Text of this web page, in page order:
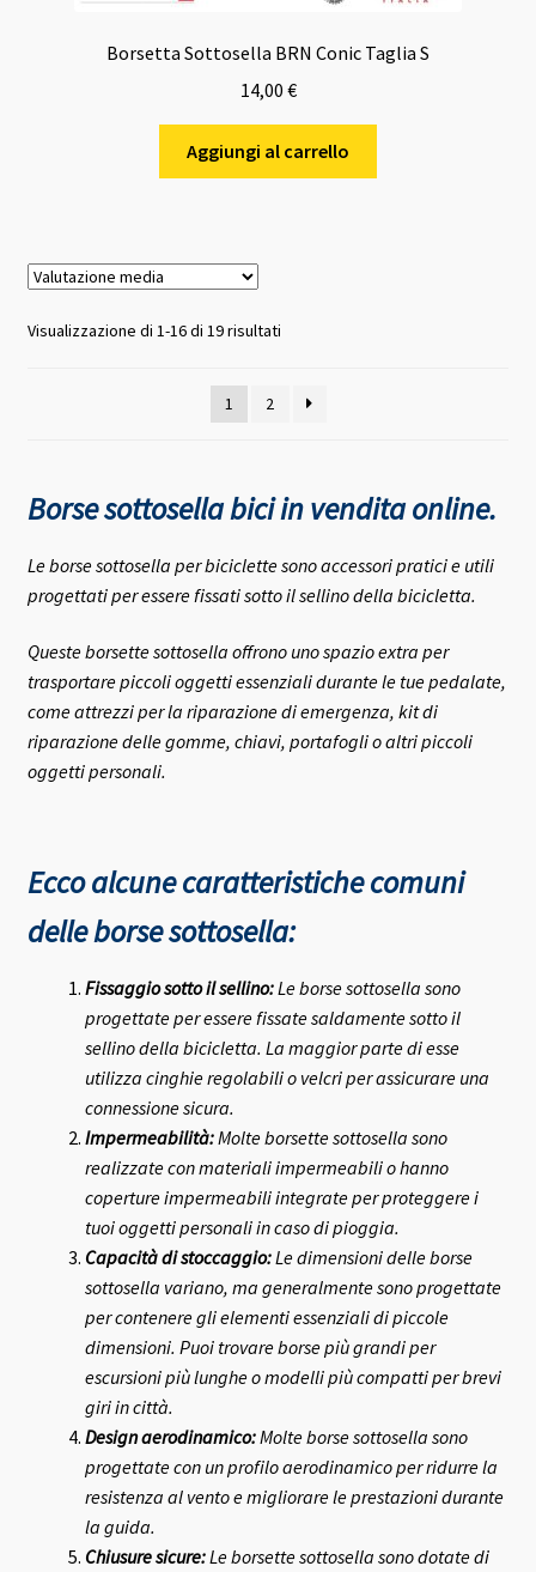
Borsetta Sottosella BRN Conic Taglia S
14,00 €
Aggiungi al carrello
Visualizzazione di 1-16 di 19 risultatiValutazione
1 2
Borse sottosella bici in vendita online.
Le borse sottosella per biciclette sono accessori pratici e utili
progettati per essere fissati sotto il sellino della bicicletta.
Queste borsette sottosella offrono uno spazio extra per
trasportare piccoli oggetti essenziali durante le tue pedalate,
come attrezzi per la riparazione di emergenza, kit di
riparazione delle gomme, chiavi, portafogli o altri piccoli
oggetti personali.
Ecco alcune caratteristiche comuni
delle borse sottosella:
Fissaggio sotto il sellino:Le borse sottosella sono
progettate per essere fissate saldamente sotto il
sellino della bicicletta. La maggior parte di esse
utilizza cinghie regolabili o velcri per assicurare una
connessione sicura.
Impermeabilità:Molte borsette sottosella sono
realizzate con materiali impermeabili o hanno
coperture impermeabili integrate per proteggere i
tuoi oggetti personali in caso di pioggia.
Capacità di stoccaggio:Le dimensioni delle borse
sottosella variano, ma generalmente sono progettate
per contenere gli elementi essenziali di piccole
dimensioni. Puoi trovare borse più grandi per
escursioni più lunghe o modelli più compatti per brevi
giri in città.
Design aerodinamico:Molte borse sottosella sono
progettate con un profilo aerodinamico per ridurre la
resistenza al vento e migliorare le prestazioni durante
la guida.
Chiusure sicure:Le borsette sottosella sono dotate di